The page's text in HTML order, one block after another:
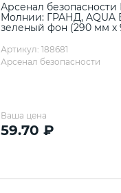
Арсенал безопасности
Молнии: ГРАНД,
зеленый фон (290 мм х
Артикул: 188681
Арсенал безопасности
Ваша цена
59.70 ₽